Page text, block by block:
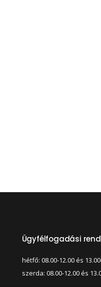
Ügyfélfogadási rend
hétfő: 08.00-12.00 és
szerda: 08.00-12.00 és